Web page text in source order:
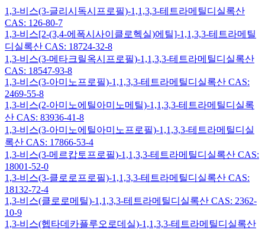
1,3-비스(3-글리시독시프로필)-1,1,3,3-테트라메틸디실록산
CAS: 126-80-7
1,3-비스[2-(3,4-에폭시사이클로헥실)에틸]-1,1,3,3-테트라메틸
디실록산 CAS: 18724-32-8
1,3-비스(3-메타크릴옥시프로필)-1,1,3,3-테트라메틸디실록산
CAS: 18547-93-8
1,3-비스(3-아미노프로필)-1,1,3,3-테트라메틸디실록산 CAS:
2469-55-8
1,3-비스(2-아미노에틸아미노메틸)-1,1,3,3-테트라메틸디실록
산 CAS: 83936-41-8
1,3-비스(3-아미노에틸아미노프로필)-1,1,3,3-테트라메틸디실
록산 CAS: 17866-53-4
1,3-비스(3-메르캅토프로필)-1,1,3,3-테트라메틸디실록산 CAS:
18001-52-0
1,3-비스(3-클로로프로필)-1,1,3,3-테트라메틸디실록산 CAS:
18132-72-4
1,3-비스(클로로메틸)-1,1,3,3-테트라메틸디실록산 CAS: 2362-
10-9
1,3-비스(헵타데카플루오로데실)-1,1,3,3-테트라메틸디실록산